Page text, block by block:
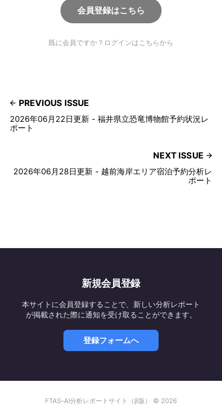
会員登録はこちら
既に会員ですか？ログインはこちらから
PREVIOUS ISSUE
2026年06月22日更新 - 福井県立恐竜博物館予約状況レ
ポート
NEXT ISSUE
2026年06月28日更新 - 越前海岸エリア宿泊予約分析レ
ポート
新規会員登録
本サイトに会員登録することで、新しい分析レポート
が掲載された際に通知を受け取ることができます。
登録フォームへ
FTAS-AI分析レポートサイト（β版） © 2026